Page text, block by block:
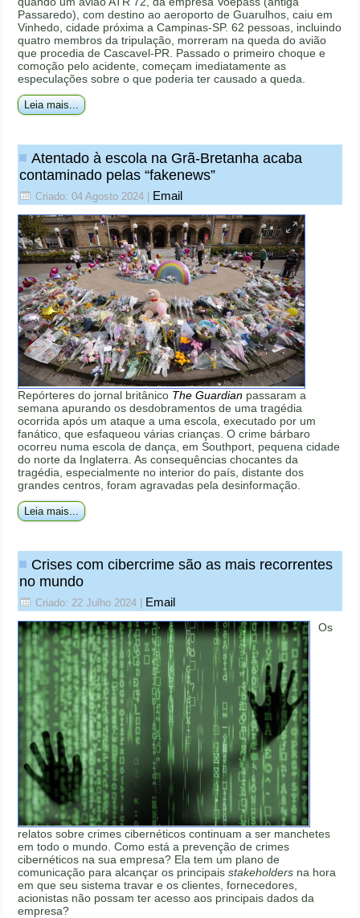
Passaredo), com destino ao aeroporto de Guarulhos, caiu em
Vinhedo, cidade próxima a Campinas-SP. 62 pessoas, incluindo
quatro membros da tripulação, morreram na queda do avião
que procedia de Cascavel-PR. Passado o primeiro choque e
comoção pelo acidente, começam imediatamente as
especulações sobre o que poderia ter causado a queda.
Leia mais...
Atentado à escola na Grã-Bretanha acaba
contaminado pelas “fakenews”
Criado: 04 Agosto 2024 Email
Repórteres do jornal britânico The Guardian passaram a
semana apurando os desdobramentos de uma tragédia
ocorrida após um ataque a uma escola, executado por um
fanático, que esfaqueou várias crianças. O crime bárbaro
ocorreu numa escola de dança, em Southport, pequena cidade
do norte da Inglaterra. As consequências chocantes da
tragédia, especialmente no interior do país, distante dos
grandes centros, foram agravadas pela desinformação.
Leia mais...
Crises com cibercrime são as mais recorrentes
no mundo
Criado: 22 Julho 2024 Email
Os
relatos sobre crimes cibernéticos continuam a ser manchetes
em todo o mundo. Como está a prevenção de crimes
cibernéticos na sua empresa? Ela tem um plano de
comunicação para alcançar os principaisstakeholders na hora
em que seu sistema travar e os clientes, fornecedores,
acionistas não possam ter acesso aos principais dados da
empresa?